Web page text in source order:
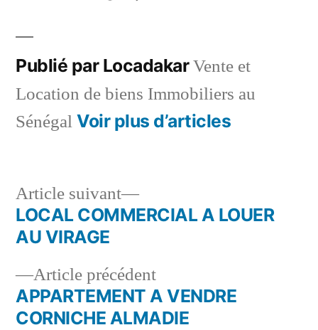
Publié par LocadakarVente et
Location de biens Immobiliers au
Sénégal Voir plus d’articles
Navigation
l’article
Article précédentArticle
précédent :
APPARTEMENT A VENDRE
CORNICHE ALMADIE
Article suivant
Article
suivant :
LOCAL COMMERCIAL A LOUER
AU VIRAGE